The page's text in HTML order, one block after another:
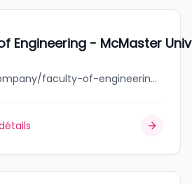
Engineering - McMaster
linkedin.com/company/faculty-of-engineering-mcmaster-university